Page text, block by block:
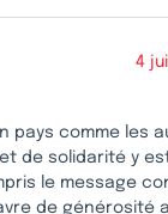
4
pays comme les
et de solidarité y
le message
de générosité